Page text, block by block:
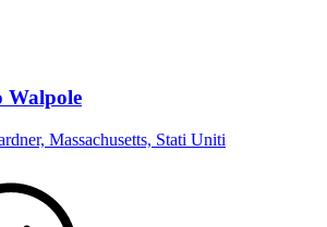
Walpole
Massachusetts, Stati Uniti